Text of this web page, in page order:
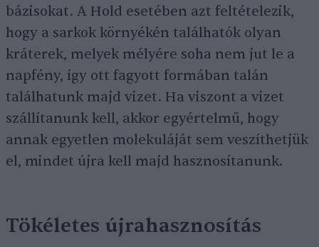
bázisokat. A Hold esetében azt feltételezik,
hogy a sarkok környékén találhatók olyan
kráterek, melyek mélyére soha nem jut le a
napfény, így ott fagyott formában talán
találhatunk majd vizet. Ha viszont a vizet
szállítanunk kell, akkor egyértelmű, hogy
annak egyetlen molekuláját sem veszíthetjük
el, mindet újra kell majd hasznosítanunk.
Tökéletes újrahasznosítás